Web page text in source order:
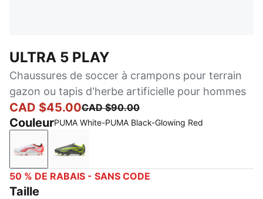
ULTRA 5 PLAY
Chaussures de soccer à crampons pour terrain
gazon ou tapis d'herbe artificielle pour hommes
CAD $45.00CAD $90.00
CouleurPUMA White-PUMA Black-Glowing Red
PUMA White-PUMA Black-Glowing Red
Matte Aged Silver-Yellow Alert-Puma
50 % DE RABAIS - SANS CODE
Taille